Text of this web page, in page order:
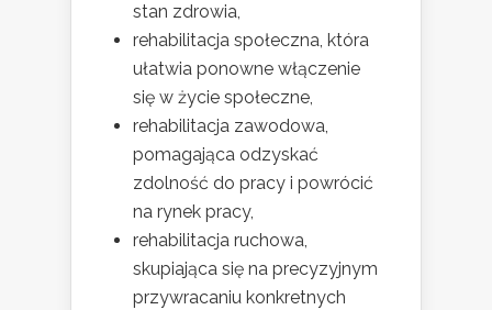
stan zdrowia,
rehabilitacja społeczna, która
ułatwia ponowne włączenie
się w życie społeczne,
rehabilitacja zawodowa,
pomagająca odzyskać
zdolność do pracy i powrócić
na rynek pracy,
rehabilitacja ruchowa,
skupiająca się na precyzyjnym
przywracaniu konkretnych